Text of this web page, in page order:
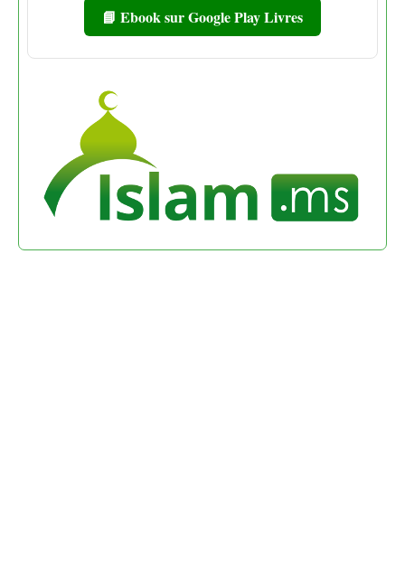
📘 Ebook sur Google Play Livres